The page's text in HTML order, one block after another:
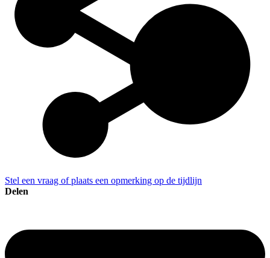
Stel een vraag of plaats een opmerking op de tijdlijn
Delen